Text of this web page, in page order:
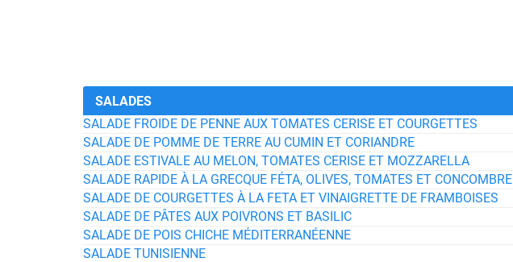
SALADES
SALADE FROIDE DE PENNE AUX TOMATES CERISE ET COURGETTES
SALADE DE POMME DE TERRE AU CUMIN ET CORIANDRE
SALADE ESTIVALE AU MELON, TOMATES CERISE ET MOZZARELLA
SALADE RAPIDE À LA GRECQUE FÉTA, OLIVES, TOMATES ET CONCOMBRE
SALADE DE COURGETTES À LA FETA ET VINAIGRETTE DE FRAMBOISES
SALADE DE PÂTES AUX POIVRONS ET BASILIC
SALADE DE POIS CHICHE MÉDITERRANÉENNE
SALADE TUNISIENNE